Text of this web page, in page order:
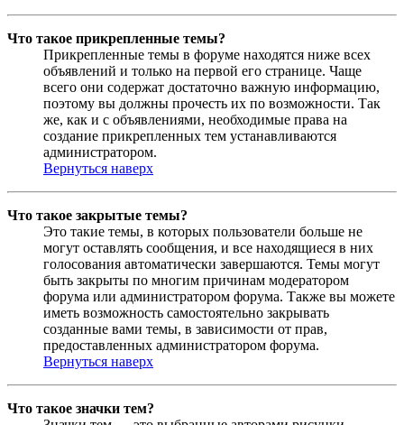
Что такое прикрепленные темы?
Прикрепленные темы в форуме находятся ниже всех
объявлений и только на первой его странице. Чаще
всего они содержат достаточно важную информацию,
поэтому вы должны прочесть их по возможности. Так
же, как и с объявлениями, необходимые права на
создание прикрепленных тем устанавливаются
администратором.
Вернуться наверх
Что такое закрытые темы?
Это такие темы, в которых пользователи больше не
могут оставлять сообщения, и все находящиеся в них
голосования автоматически завершаются. Темы могут
быть закрыты по многим причинам модератором
форума или администратором форума. Также вы можете
иметь возможность самостоятельно закрывать
созданные вами темы, в зависимости от прав,
предоставленных администратором форума.
Вернуться наверх
Что такое значки тем?